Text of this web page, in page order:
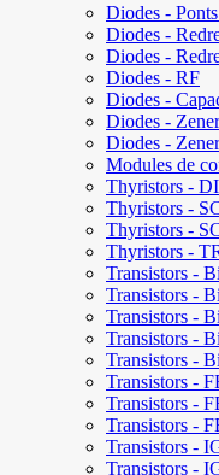
Diodes -
Diodes -
Diodes -
Diodes - RF
Diodes -
Diodes -
Diodes -
Modules de
Thyristors -
Thyristors -
Thyristors -
Thyristors -
Transistors -
Transistors -
Transistors -
Transistors -
Transistors -
Transistors -
Transistors -
Transistors -
Transistors -
Transistors -